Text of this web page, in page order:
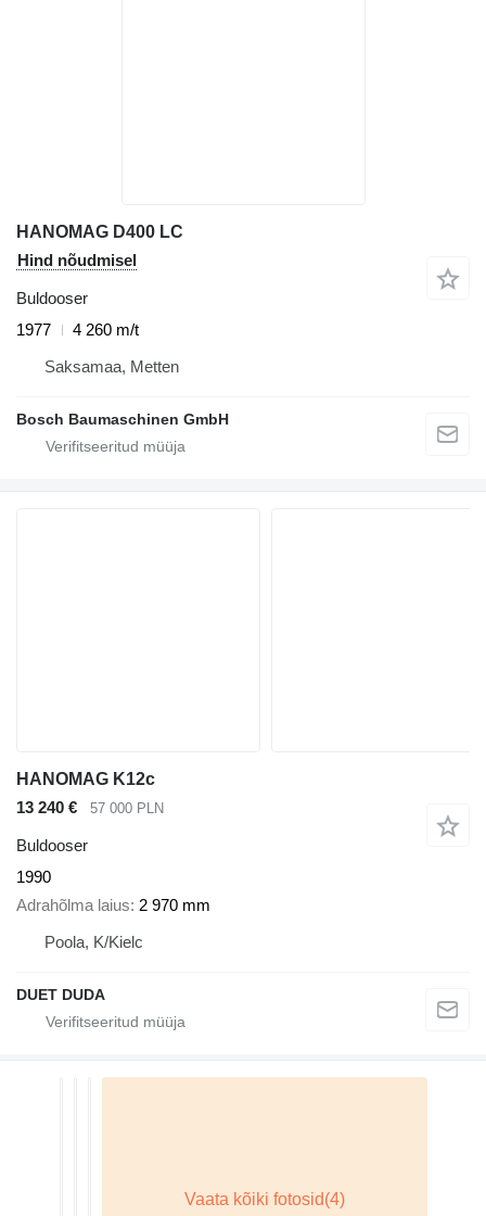
HANOMAG D400 LC
Hind nõudmisel
Buldooser
1977
4 260 m/t
Saksamaa, Metten
Bosch Baumaschinen GmbH
HANOMAG K12c
13 240 €
57 000 PLN
Buldooser
1990
Adrahõlma laius 2 970 mm
Poola, K/Kielc
DUET DUDA